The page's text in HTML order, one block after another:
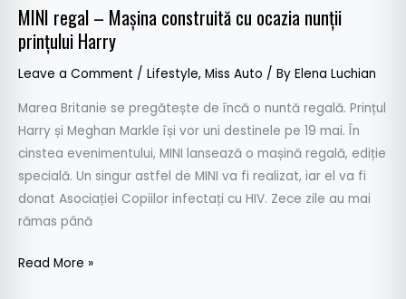
MINI regal – Mașina construită cu ocazia nunții
prințului Harry
Leave a Comment / Lifestyle, Miss Auto / By Elena Luchian
Marea Britanie se pregătește de încă o nuntă regală. Prințul
Harry și Meghan Markle își vor uni destinele pe 19 mai. În
cinstea evenimentului, MINI lansează o mașină regală, ediție
specială. Un singur astfel de MINI va fi realizat, iar el va fi
donat Asociației Copiilor infectați cu HIV. Zece zile au mai
rămas până
Read More »